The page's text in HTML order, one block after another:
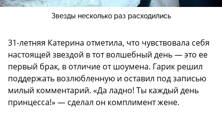
Звезды несколько раз расходились
31-летняя Катерина отметила, что чувствовала себя
настоящей звездой в тот волшебный день — это ее
первый брак, в отличие от шоумена. Гарик решил
поддержать возлюбленную и оставил под записью
милый комментарий. «Да ладно! Ты каждый день
принцесса!» — сделал он комплимент жене.